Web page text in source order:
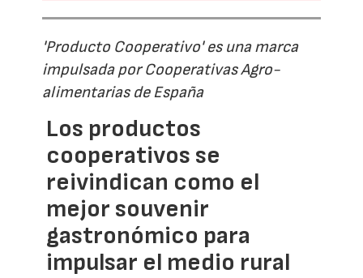
'Producto Cooperativo' es una marca
impulsada por Cooperativas Agro-
alimentarias de España
Los productos
cooperativos se
reivindican como el
mejor souvenir
gastronómico para
impulsar el medio rural